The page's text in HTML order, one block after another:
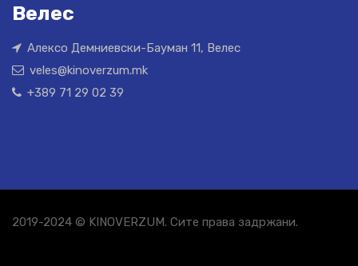
Велес
Алексо Демниевски-Бауман 11, Велес
veles@kinoverzum.mk
+389 71 29 02 39
2019-2024 © KINOVERZUM. Сите права задржани.